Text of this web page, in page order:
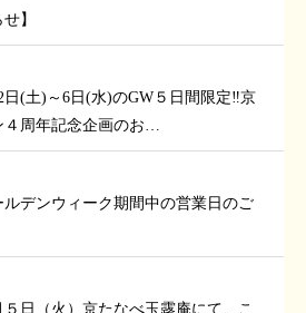
】
日(土)～6日(水)のGW５日間限定‼京
４周年記念企画のお…
デンウィーク期間中の営業日のご
５日（火）京たなべ玉露庵にて、こ